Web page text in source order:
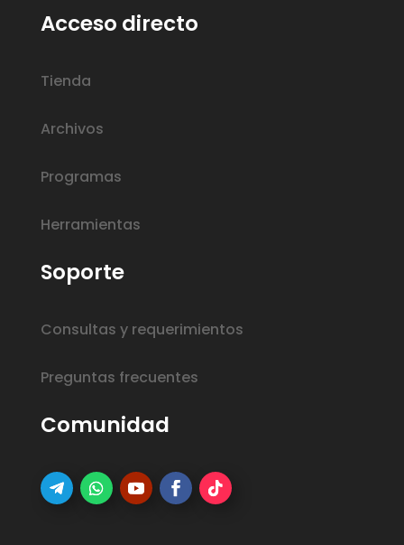
Acceso directo
Tienda
Archivos
Programas
Herramientas
Soporte
Consultas y requerimientos
Preguntas frecuentes
Comunidad